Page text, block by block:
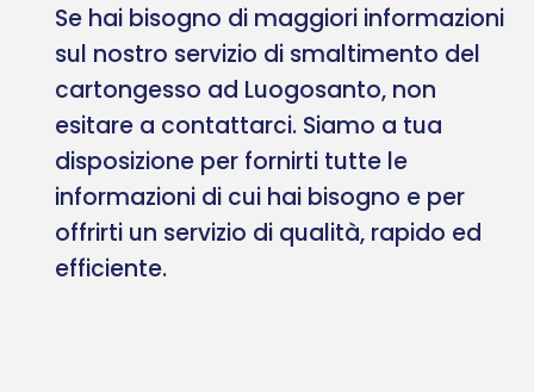
Se hai bisogno di maggiori informazioni
sul nostro servizio di smaltimento del
cartongesso ad Luogosanto, non
esitare a contattarci. Siamo a tua
disposizione per fornirti tutte le
informazioni di cui hai bisogno e per
offrirti un servizio di qualità, rapido ed
efficiente.